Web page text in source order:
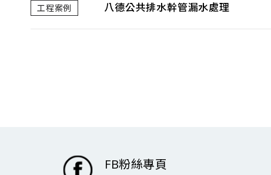
工程案例 八德公共排水幹管漏水處理
FB粉絲專頁